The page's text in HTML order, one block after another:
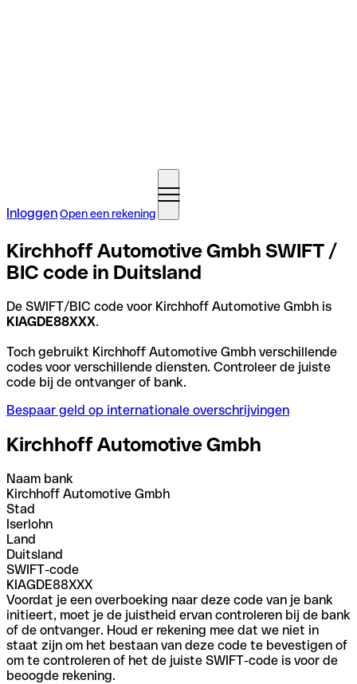
InloggenOpen een rekening
Kirchhoff Automotive Gmbh SWIFT /
BIC code in Duitsland
De SWIFT/BIC code voor Kirchhoff Automotive Gmbh is
KIAGDE88XXX.
Toch gebruikt Kirchhoff Automotive Gmbh verschillende
codes voor verschillende diensten. Controleer de juiste
code bij de ontvanger of bank.
Bespaar geld op internationale overschrijvingen
Kirchhoff Automotive Gmbh
Naam bank
Kirchhoff Automotive Gmbh
Stad
Iserlohn
Land
Duitsland
SWIFT-code
KIAGDE88XXX
Voordat je een overboeking naar deze code van je bank
initieert, moet je de juistheid ervan controleren bij de bank
of de ontvanger. Houd er rekening mee dat we niet in
staat zijn om het bestaan van deze code te bevestigen of
om te controleren of het de juiste SWIFT-code is voor de
beoogde rekening.